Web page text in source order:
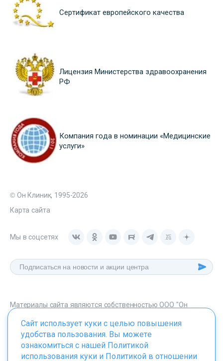
Сертификат европейского качества
Лицензия Министерства здравоохранения
РФ
Компания года в номинации «Медицинские
услуги»
© Он Клиник, 1995-2026
Карта сайта
Мы в соцсетях
Материалы сайта являются собственностью ООО "Он
onclinic.ru запрещено в соответствии со статьей 1259 ГК. РФ.
Сайт использует куки с целью повышения
удобства пользования. Вы можете
ознакомиться с нашей Политикой
использования куки и Политикой в отношении